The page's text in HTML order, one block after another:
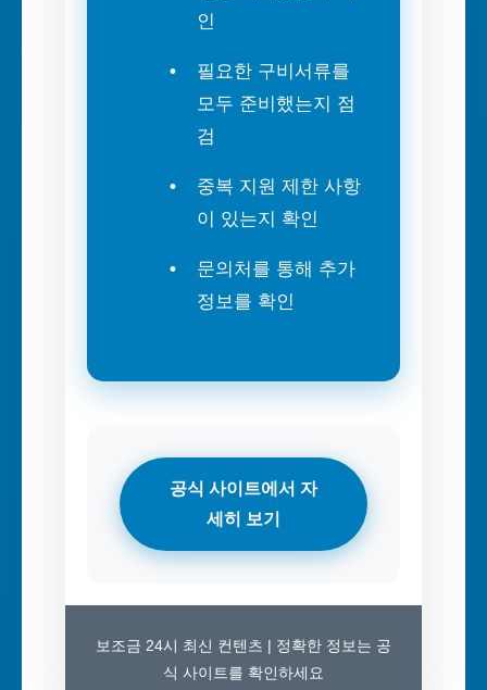
인
필요한 구비서류를
모두 준비했는지 점
검
중복 지원 제한 사항
이 있는지 확인
문의처를 통해 추가
정보를 확인
공식 사이트에서 자
세히 보기
보조금 24시 최신 컨텐츠 | 정확한 정보는 공
식 사이트를 확인하세요